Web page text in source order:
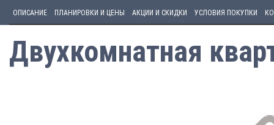
ОПИСАНИЕ ПЛАНИРОВКИ И ЦЕНЫ АКЦИИ И СКИДКИ УСЛОВИЯ ПОКУПКИ
Двухкомнатная